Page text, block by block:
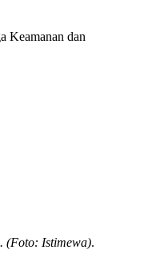
Keamanan dan
(Foto: Istimewa).